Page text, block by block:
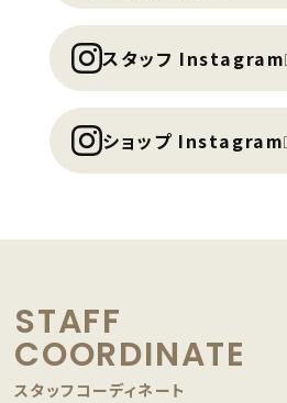
スタッフ Instagram
ショップ Instagram
STAFF
COORDINATE
スタッフコーディネート